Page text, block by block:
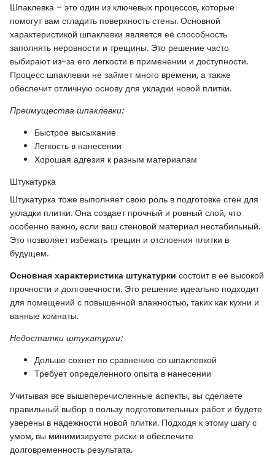
Шпаклевка – это один из ключевых процессов, которые
помогут вам сгладить поверхность стены. Основной
характеристикой шпаклевки является её способность
заполнять неровности и трещины. Это решение часто
выбирают из-за его легкости в применении и доступности.
Процесс шпаклевки не займет много времени, а также
обеспечит отличную основу для укладки новой плитки.
Преимущества шпаклевки:
Быстрое высыхание
Легкость в нанесении
Хорошая адгезия к разным материалам
Штукатурка
Штукатурка тоже выполняет свою роль в подготовке стен для
укладки плитки. Она создает прочный и ровный слой, что
особенно важно, если ваш стеновой материал нестабильный.
Это позволяет избежать трещин и отслоения плитки в
будущем.
Основная характеристика штукатурки состоит в её высокой
прочности и долговечности. Это решение идеально подходит
для помещений с повышенной влажностью, таких как кухни и
ванные комнаты.
Недостатки штукатурки:
Дольше сохнет по сравнению со шпаклевкой
Требует определенного опыта в нанесении
Учитывая все вышеперечисленные аспекты, вы сделаете
правильный выбор в пользу подготовительных работ и будете
уверены в надежности новой плитки. Подходя к этому шагу с
умом, вы минимизируете риски и обеспечите
долговременность результата.